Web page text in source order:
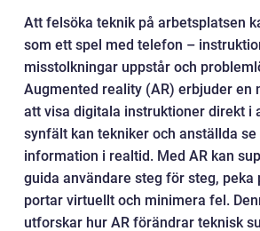
Att felsöka teknik på arbetsplatsen
som ett spel med telefon –
misstolkningar uppstår och
Augmented reality (AR) erbjuder en
att visa digitala instruktioner direkt i
synfält kan tekniker och anställda se
information i realtid. Med AR kan
guida användare steg för steg, peka
portar virtuellt och minimera fel.
utforskar hur AR förändrar teknisk